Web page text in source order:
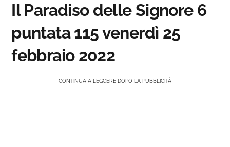
Il Paradiso delle Signore 6
puntata 115 venerdì 25
febbraio 2022
CONTINUA A LEGGERE DOPO LA PUBBLICITÀ